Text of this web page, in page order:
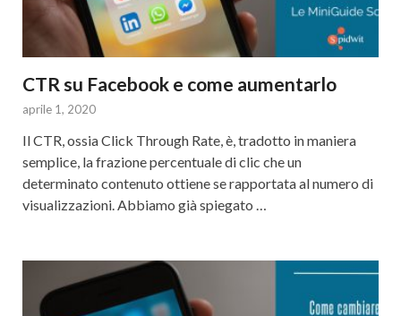
CTR su Facebook e come aumentarlo
aprile 1, 2020
Il CTR, ossia Click Through Rate, è, tradotto in maniera
semplice, la frazione percentuale di clic che un
determinato contenuto ottiene se rapportata al numero di
visualizzazioni. Abbiamo già spiegato …